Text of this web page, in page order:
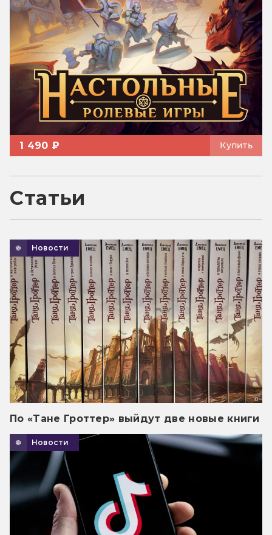
1 490 ₽ Купить
Статьи
Новости
По «Тане Гроттер» выйдут две новые книги
Новости